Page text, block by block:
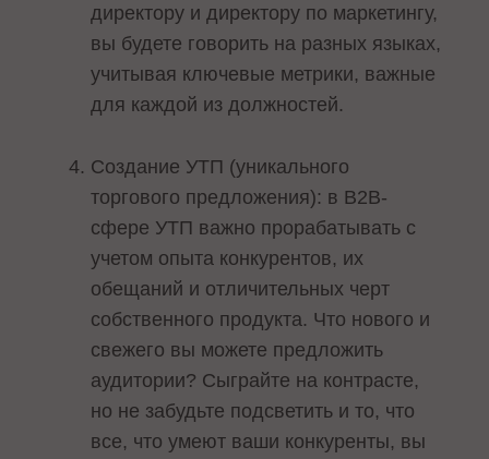
директору и директору по маркетингу,
вы будете говорить на разных языках,
учитывая ключевые метрики, важные
для каждой из должностей.
Создание УТП (уникального
торгового предложения): в B2B-
сфере УТП важно прорабатывать с
учетом опыта конкурентов, их
обещаний и отличительных черт
собственного продукта. Что нового и
свежего вы можете предложить
аудитории? Сыграйте на контрасте,
но не забудьте подсветить и то, что
все, что умеют ваши конкуренты, вы